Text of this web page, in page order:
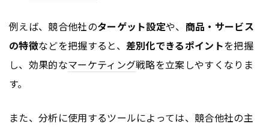
例えば、競合他社のターゲット設定や、 商品・サービス
の特徴などを把握すると、 差別化できるポイントを把握
し、効果的なマーケティング戦略を立案しやすくなりま
す。
また、分析に使用するツールによっては、競合他社の主